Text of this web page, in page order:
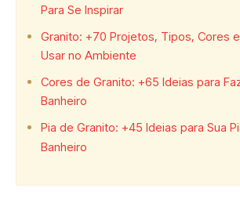
Para Se Inspirar
Granito: +70 Projetos, Tipos, Cores
Usar no Ambiente
Cores de Granito: +65 Ideias para
Banheiro
Pia de Granito: +45 Ideias para Sua
Banheiro